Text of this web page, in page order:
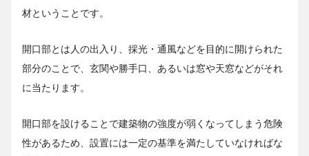
材ということです。
開口部とは人の出入り、採光・通風などを目的に開けられた
部分のことで、玄関や勝手口、あるいは窓や天窓などがそれ
に当たります。
開口部を設けることで建築物の強度が弱くなってしまう危険
性があるため、設置には一定の基準を満たしていなければな